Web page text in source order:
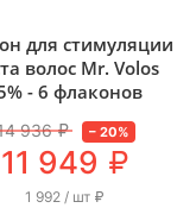
для стимуляции
волос Mr. Volos
- 6 флаконов
936 ₽ – 20%
11 949 ₽
1 992 / шт ₽